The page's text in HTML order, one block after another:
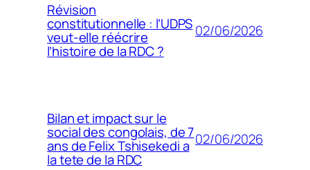
Révision
constitutionnelle : l’UDPS
veut-elle réécrire
l’histoire de la RDC ?
02/06/2026
Bilan et impact sur le
social des congolais, de 7
ans de Felix Tshisekedi a
la tete de la RDC
02/06/2026